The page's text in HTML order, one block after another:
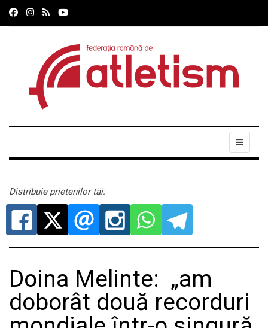
Distribuie prietenilor tăi:
Doina Melinte: „am
doborât două recorduri